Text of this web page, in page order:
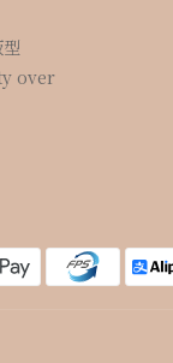
over